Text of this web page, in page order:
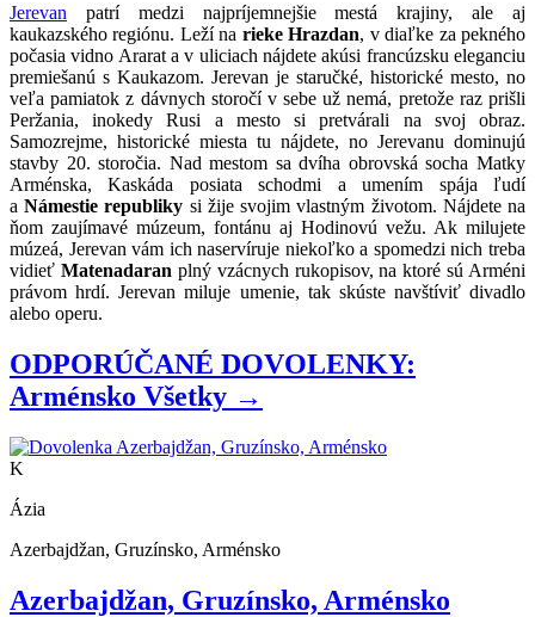
Jerevan patrí medzi najpríjemnejšie mestá krajiny, ale aj
kaukazského regiónu. Leží na rieke Hrazdan, v diaľke za pekného
počasia vidno Ararat a v uliciach nájdete akúsi francúzsku eleganciu
premiešanú s Kaukazom. Jerevan je staručké, historické mesto, no
veľa pamiatok z dávnych storočí v sebe už nemá, pretože raz prišli
Peržania, inokedy Rusi a mesto si pretvárali na svoj obraz.
Samozrejme, historické miesta tu nájdete, no Jerevanu dominujú
stavby 20. storočia. Nad mestom sa dvíha obrovská socha Matky
Arménska, Kaskáda posiata schodmi a umením spája ľudí
aNámestie republiky si žije svojim vlastným životom. Nájdete na
ňom zaujímavé múzeum, fontánu aj Hodinovú vežu. Ak milujete
múzeá, Jerevan vám ich naservíruje niekoľko a spomedzi nich treba
vidieť Matenadaran plný vzácnych rukopisov, na ktoré sú Arméni
právom hrdí. Jerevan miluje umenie, tak skúste navštíviť divadlo
alebo operu.
ODPORÚČANÉ DOVOLENKY:
Arménsko Všetky →
K
Ázia
Azerbajdžan, Gruzínsko, Arménsko
Azerbajdžan, Gruzínsko, Arménsko